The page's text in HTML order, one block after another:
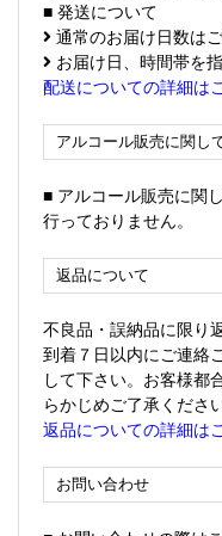
■ 発送について
通常のお届け日数は
お届け日、時間帯を
配送についての詳細は
アルコール販売に関し
■ アルコール販売に関
行っておりません。
返品について
不良品・誤納品に限り
到着７日以内にご連絡
して下さい。お客様都
らかじめご了承ください
返品についての詳細は
お問い合わせ